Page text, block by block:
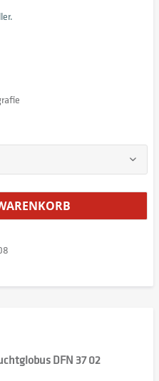
DFN 37 02